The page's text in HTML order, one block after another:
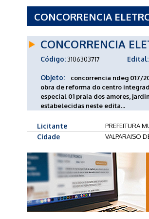
CONCORRENCIA
CONCORRENCIA
Código:3106303717 Edital:
Objeto:
concorrencia ndeg 017/
obra de reforma do centro
especial 01 praia dos amores,
estabelecidas neste edita...
Licitante PREFEITURA
Cidade VALPARAISO